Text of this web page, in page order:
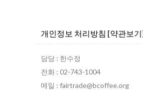
개인정보 처리방침 [약관보
담당 : 한수정
전화 : 02-743-1004
메일 : fairtrade@bcoffee.org